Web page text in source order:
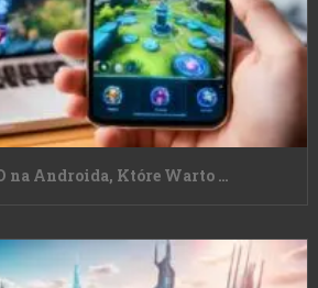
na Androida, Które Warto …